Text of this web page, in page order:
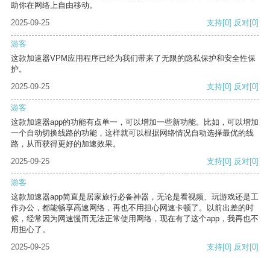
助你在网络上自由移动。
2025-09-25
支持[0] 反对[0]
游客
这款加速器VPM应用程序已经为我们带来了无限的隐私保护和安全性保
护。
2025-09-25
支持[0] 反对[0]
游客
这款加速器app的功能有点单一，可以增加一些新功能。比如，可以增加
一个自动切换线路的功能，这样就可以根据网络情况自动选择最优的线
路，从而获得更好的加速效果。
2025-09-25
支持[0] 反对[0]
游客
这款加速器app简直是居家旅行必备神器，无论是看视频、玩游戏还是工
作办公，都能畅享高速网络，再也不用担心网速卡顿了。以前出差的时
候，经常因为网速慢而无法正常使用网络，现在有了这个app，我再也不
用担心了。
2025-09-25
支持[0] 反对[0]